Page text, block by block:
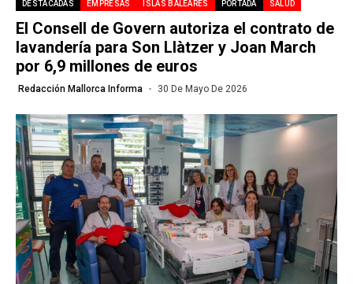
DESTACADAS EMPRESAS ISLAS BALEARES PORTADA SALUD
El Consell de Govern autoriza el contrato de
lavandería para Son Llàtzer y Joan March
por 6,9 millones de euros
Redacción Mallorca Informa 30 De Mayo De 2026